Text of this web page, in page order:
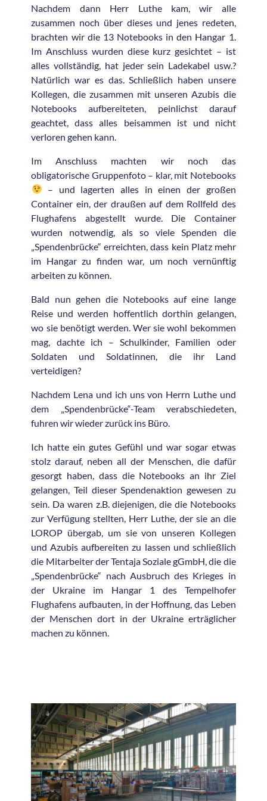
Nachdem dann Herr Luthe kam, wir alle
zusammen noch über dieses und jenes redeten,
brachten wir die 13 Notebooks in den Hangar 1.
Im Anschluss wurden diese kurz gesichtet – ist
alles vollständig, hat jeder sein Ladekabel usw.?
Natürlich war es das. Schließlich haben unsere
Kollegen, die zusammen mit unseren Azubis die
Notebooks aufbereiteten, peinlichst darauf
geachtet, dass alles beisammen ist und nicht
verloren gehen kann.
Im Anschluss machten wir noch das
obligatorische Gruppenfoto – klar, mit Notebooks
– und lagerten alles in einen der großen
Container ein, der draußen auf dem Rollfeld des
Flughafens abgestellt wurde. Die Container
wurden notwendig, als so viele Spenden die
„Spendenbrücke“ erreichten, dass kein Platz mehr
im Hangar zu finden war, um noch vernünftig
arbeiten zu können.
Bald nun gehen die Notebooks auf eine lange
Reise und werden hoffentlich dorthin gelangen,
wo sie benötigt werden. Wer sie wohl bekommen
mag, dachte ich – Schulkinder, Familien oder
Soldaten und Soldatinnen, die ihr Land
verteidigen?
Nachdem Lena und ich uns von Herrn Luthe und
dem „Spendenbrücke“-Team verabschiedeten,
fuhren wir wieder zurück ins Büro.
Ich hatte ein gutes Gefühl und war sogar etwas
stolz darauf, neben all der Menschen, die dafür
gesorgt haben, dass die Notebooks an ihr Ziel
gelangen, Teil dieser Spendenaktion gewesen zu
sein. Da waren z.B. diejenigen, die die Notebooks
zur Verfügung stellten, Herr Luthe, der sie an die
LOROP übergab, um sie von unseren Kollegen
und Azubis aufbereiten zu lassen und schließlich
die Mitarbeiter der Tentaja Soziale gGmbH, die die
„Spendenbrücke“ nach Ausbruch des Krieges in
der Ukraine im Hangar 1 des Tempelhofer
Flughafens aufbauten, in der Hoffnung, das Leben
der Menschen dort in der Ukraine erträglicher
machen zu können.